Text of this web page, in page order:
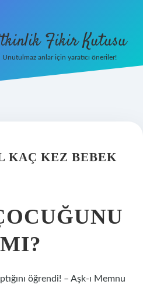
Fikir Kutusu
Unutulmaz anlar için yaratıcı öneriler!
KAÇ KEZ BEBEK
öğrendi! – Aşk-ı Memnu